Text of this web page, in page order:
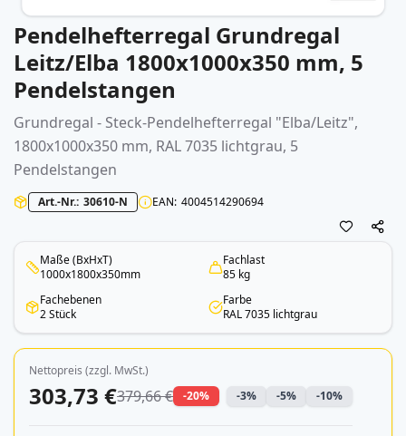
Zum
Anfang
der
Bildergalerie
springen
Pendelhefterregal Grundregal
Leitz/Elba 1800x1000x350 mm, 5
Pendelstangen
Grundregal - Steck-Pendelhefterregal "Elba/Leitz",
1800x1000x350 mm, RAL 7035 lichtgrau, 5
Pendelstangen
Art.-Nr. 30610-N EAN 4004514290694
Maße (BxHxT)
1000x1800x350mm
Fachlast
85 kg
Fachebenen
2 Stück
Farbe
RAL 7035 lichtgrau
Nettopreis (zzgl. MwSt.)
303,73 €379,66 € -20% -3% -5% -10%